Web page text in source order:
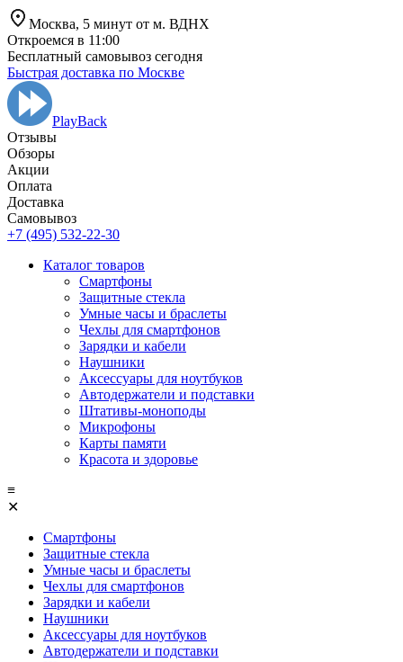
Москва, 5 минут от м. ВДНХ
Откроемся в 11:00
Бесплатный самовывоз сегодня
Быстрая доставка по Москве
PlayBack
Отзывы
Обзоры
Aкции
Оплата
Доставка
Самовывоз
+7 (495) 532-22-30
Каталог товаров
Смартфоны
Защитные стекла
Умные часы и браслеты
Чехлы для смартфонов
Зарядки и кабели
Наушники
Аксессуары для ноутбуков
Автодержатели и подставки
Штативы-моноподы
Микрофоны
Карты памяти
Красота и здоровье
≡
✕
Смартфоны
Защитные стекла
Умные часы и браслеты
Чехлы для смартфонов
Зарядки и кабели
Наушники
Аксессуары для ноутбуков
Автодержатели и подставки